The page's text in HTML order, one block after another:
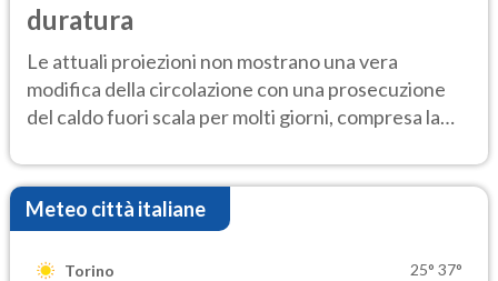
duratura
Le attuali proiezioni non mostrano una vera
modifica della circolazione con una prosecuzione
del caldo fuori scala per molti giorni, compresa la
Meteo città italiane
Torino 25° 37°